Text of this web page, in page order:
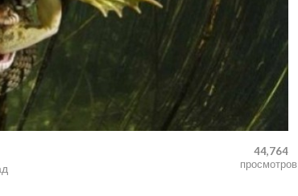
44,764
просмотров